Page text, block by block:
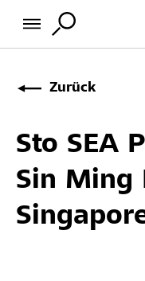
Zurück
Sto SEA
Sin Ming